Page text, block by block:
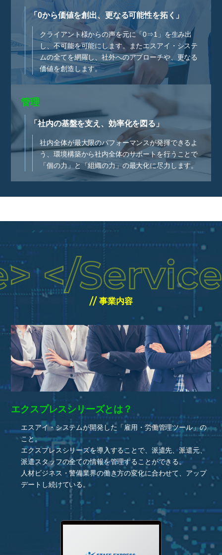
「0から価値を創出、更なる可能性を拓く」
クライアント様からの声を元に「0⇒1」を生み出
し、不可能を可能にします。またエスアイ・システ
ムの全てを網羅し、社外へのアプローチや、更なる
価値を創造します。
管理
「社内の基盤を支え、効率化を図る」
社内全体が最大限のパフォーマンスが発揮できるよ
う、環境構築から社内全体のサポートを行うことで
「個の力」と「組織の力」の最大化に尽力します。
事業内容
エクスプレスシリーズとは？
エスアイ・システムが開発した「雇用・労働管理ツール」の
こと。
エクスプレスシリーズを導入することで、派遣先、派遣元、
派遣スタッフの全ての情報を管理することができる。
人材ビジネス・警備業界の働き方の変化に合わせて、アップ
デートし続けている。